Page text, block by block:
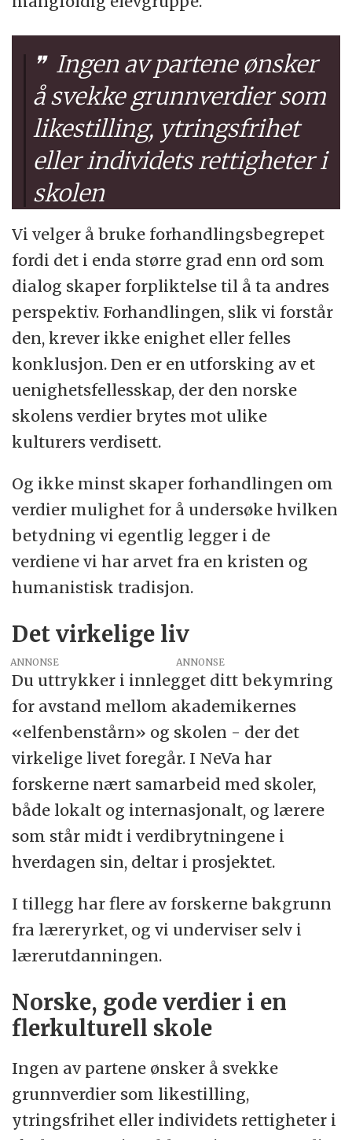
Ingen av partene ønsker
å svekke grunnverdier som
likestilling, ytringsfrihet
eller individets rettigheter i
skolen
Vi velger å bruke forhandlingsbegrepet
fordi det i enda større grad enn ord som
dialog skaper forpliktelse til å ta andres
perspektiv. Forhandlingen, slik vi forstår
den, krever ikke enighet eller felles
konklusjon. Den er en utforsking av et
uenighetsfellesskap, der den norske
skolens verdier brytes mot ulike
kulturers verdisett.
Og ikke minst skaper forhandlingen om
verdier mulighet for å undersøke hvilken
betydning vi egentlig legger i de
verdiene vi har arvet fra en kristen og
humanistisk tradisjon.
Det virkelige liv
ANNONSE
Du uttrykker i innlegget ditt bekymring
for avstand mellom akademikernes
«elfenbenstårn» og skolen - der det
virkelige livet foregår. I NeVa har
forskerne nært samarbeid med skoler,
både lokalt og internasjonalt, og lærere
som står midt i verdibrytningene i
hverdagen sin, deltar i prosjektet.
I tillegg har flere av forskerne bakgrunn
fra læreryrket, og vi underviser selv i
lærerutdanningen.
Norske, gode verdier i en
flerkulturell skole
Ingen av partene ønsker å svekke
grunnverdier som likestilling,
ytringsfrihet eller individets rettigheter i